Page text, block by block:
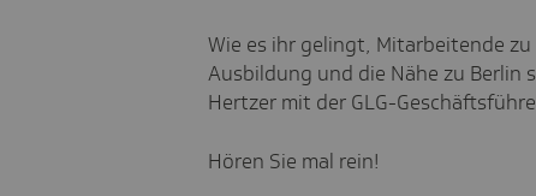
Wie es ihr gelingt, Mitarbeitende
Ausbildung und die Nähe zu Berlin
Hertzer mit der GLG-
Hören Sie mal rein!